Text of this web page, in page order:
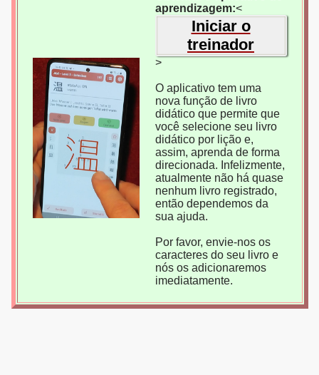
aprendizagem:<
Iniciar o
treinador
>
O aplicativo tem uma
nova função de livro
didático que permite que
você selecione seu livro
didático por lição e,
assim, aprenda de forma
direcionada. Infelizmente,
atualmente não há quase
nenhum livro registrado,
então dependemos da
sua ajuda.
Por favor, envie-nos os
caracteres do seu livro e
nós os adicionaremos
imediatamente.